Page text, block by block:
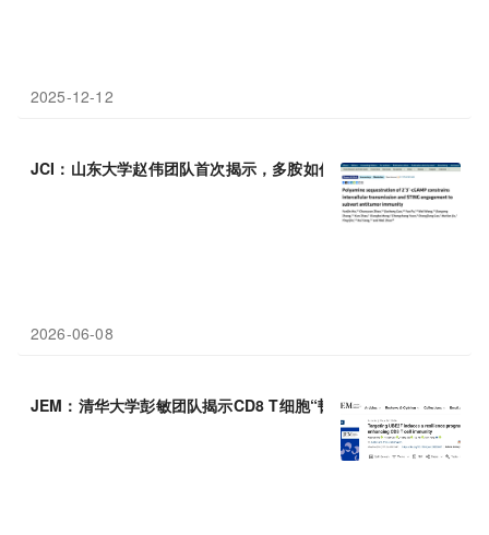
2025-12-12
JCI：山东大学赵伟团队首次揭示，多胺如何“扣押”cGAMP，抑制
2026-06-08
JEM：清华大学彭敏团队揭示CD8 T细胞“韧性”程序及其抗病毒和